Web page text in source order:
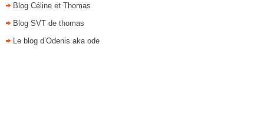
Blog Céline et Thomas
Blog SVT de thomas
Le blog d’Odenis aka ode